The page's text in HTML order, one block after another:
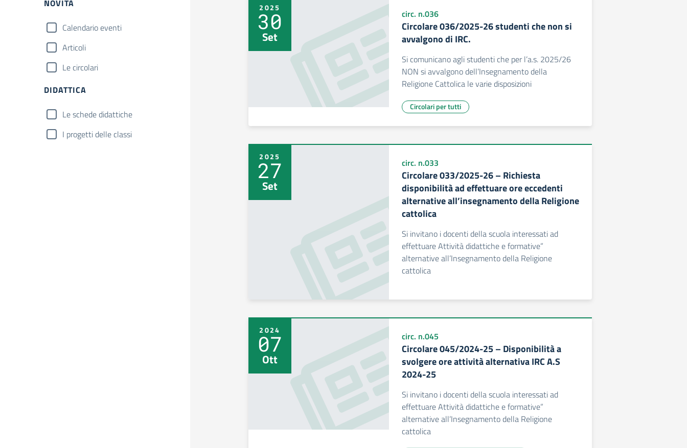
NOVITÀ
Calendario eventi
Articoli
Le circolari
DIDATTICA
Le schede didattiche
I progetti delle classi
2025
30
Set
circ. n.036
Circolare 036/2025-26 studenti che non si
avvalgono di IRC.
Si comunicano agli studenti che per l’a.s. 2025/26
NON si avvalgono dell’Insegnamento della
Religione Cattolica le varie disposizioni
Circolari per tutti
2025
27
Set
circ. n.033
Circolare 033/2025-26 – Richiesta
disponibilità ad effettuare ore eccedenti
alternative all’insegnamento della Religione
cattolica
Si invitano i docenti della scuola interessati ad
effettuare Attività didattiche e formative”
alternative all’Insegnamento della Religione
cattolica
2024
07
Ott
circ. n.045
Circolare 045/2024-25 – Disponibilità a
svolgere ore attività alternativa IRC A.S
2024-25
Si invitano i docenti della scuola interessati ad
effettuare Attività didattiche e formative”
alternative all’Insegnamento della Religione
cattolica